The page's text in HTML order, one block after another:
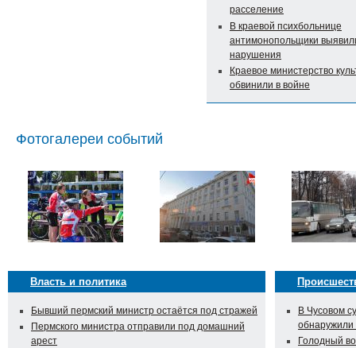
расселение
В краевой психбольнице
антимонопольщики
нарушения
Краевое министерство
обвинили в войне
Фотогалереи событий
Власть и политика
Бывший пермский министр остаётся под стражей
Пермского министра отправили под домашний
арест
В Чусовом
Голодный